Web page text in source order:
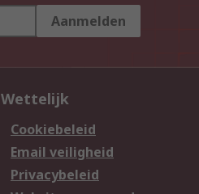
Aanmelden
Wettelijk
Cookiebeleid
Email veiligheid
Privacybeleid